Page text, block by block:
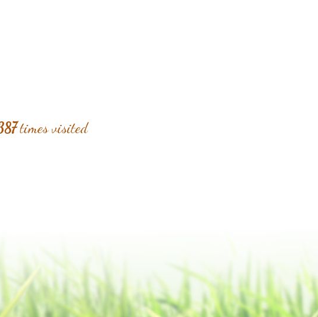
times visited